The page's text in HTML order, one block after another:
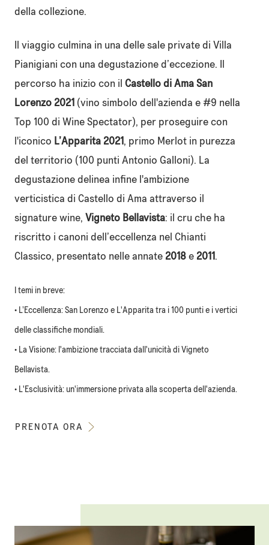
della collezione.
Il viaggio culmina in una delle sale private di Villa
Pianigiani con una degustazione d’eccezione. Il
percorso ha inizio con il Castello di Ama San
Lorenzo 2021 (vino simbolo dell'azienda e #9 nella
Top 100 di Wine Spectator), per proseguire con
l'iconico L’Apparita 2021, primo Merlot in purezza
del territorio (100 punti Antonio Galloni). La
degustazione delinea infine l'ambizione
verticistica di Castello di Ama attraverso il
signature wine, Vigneto Bellavista: il cru che ha
riscritto i canoni dell’eccellenza nel Chianti
Classico, presentato nelle annate 2018 e 2011.
I temi in breve:
• L’Eccellenza: San Lorenzo e L'Apparita tra i 100 punti e i vertici
delle classifiche mondiali.
• La Visione: l'ambizione tracciata dall'unicità di Vigneto
Bellavista.
• L'Esclusività: un'immersione privata alla scoperta dell'azienda.
PRENOTA ORA